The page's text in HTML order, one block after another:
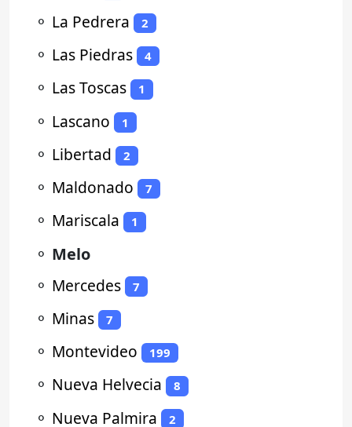
⚬ La Pedrera 2
⚬ Las Piedras 4
⚬ Las Toscas 1
⚬ Lascano 1
⚬ Libertad 2
⚬ Maldonado 7
⚬ Mariscala 1
⚬ Melo
⚬ Mercedes 7
⚬ Minas 7
⚬ Montevideo 199
⚬ Nueva Helvecia 8
⚬ Nueva Palmira 2